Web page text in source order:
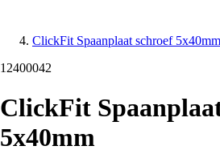
ClickFit Spaanplaat schroef 5x40mm
12400042
ClickFit
5x40mm